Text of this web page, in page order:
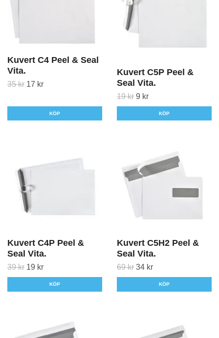
Kuvert C4 Peel & Seal
Vita.
35 kr 17 kr
KÖP
Kuvert C5P Peel &
Seal Vita.
19 kr 9 kr
KÖP
Kuvert C4P Peel &
Seal Vita.
39 kr 19 kr
KÖP
Kuvert C5H2 Peel &
Seal Vita.
69 kr 34 kr
KÖP